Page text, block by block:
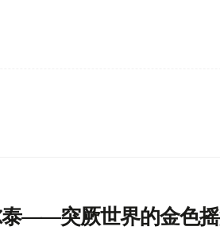
泰——突厥世界的金色